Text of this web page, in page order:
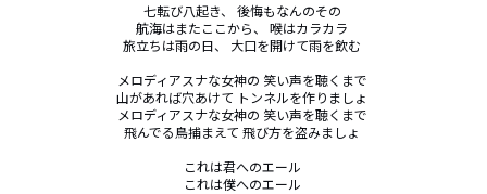
七転び八起き、 後悔もなんのその
航海はまたここから、 喉はカラカラ
旅立ちは雨の日、 大口を開けて雨を飲む
メロディアスナな女神の 笑い声を聴くまで
山があれば穴あけて トンネルを作りましょ
メロディアスナな女神の 笑い声を聴くまで
飛んでる鳥捕まえて 飛び方を盗みましょ
これは君へのエール
これは僕へのエール